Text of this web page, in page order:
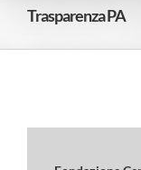
Trasparenza PA